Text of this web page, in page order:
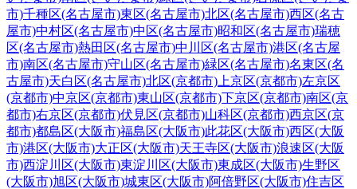
市)千種区(名古屋市)東区(名古屋市)北区(名古屋市)西区(名古
屋市)中村区(名古屋市)中区(名古屋市)昭和区(名古屋市)瑞穂
区(名古屋市)熱田区(名古屋市)中川区(名古屋市)港区(名古屋
市)南区(名古屋市)守山区(名古屋市)緑区(名古屋市)名東区(名
古屋市)天白区(名古屋市)北区(京都市) 上京区(京都市)左京区
(京都市)中京区(京都市)東山区(京都市)下京区(京都市)南区(京
都市)右京区(京都市)伏見区(京都市)山科区(京都市)西京区(京
都市)都島区(大阪市)福島区(大阪市)此花区(大阪市)西区(大阪
市)港区(大阪市)大正区(大阪市)天王寺区(大阪市)浪速区(大阪
市)西淀川区(大阪市)東淀川区(大阪市)東成区(大阪市)生野区
(大阪市)旭区(大阪市)城東区(大阪市)阿倍野区(大阪市)住吉区